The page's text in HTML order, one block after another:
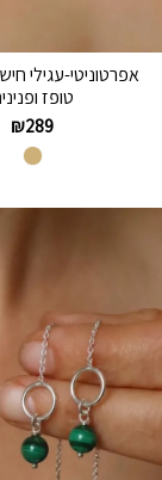
אפרטוניטי-עגילי
טופז
₪289